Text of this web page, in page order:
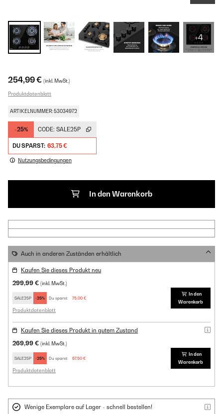
+4
254,99 € (inkl. MwSt.)
Produktdatenblatt
ARTIKELNUMMER: 53034972
-25% CODE: SALE25P
DU SPARST: 63,75 €
Nutzungsbedingungen
In den Warenkorb
Auch in anderen Zuständen erhältlich
Kaufen Sie dieses Produkt neu
299,99 € (inkl. MwSt.)
SALE25P -25% Du sparst: 75,00 €
Produktdatenblatt
In den
Warenkorb
Kaufen Sie dieses Produkt in gutem Zustand
269,99 € (inkl. MwSt.)
SALE25P -25% Du sparst: 67,50 €
Produktdatenblatt
In den
Warenkorb
Wenige Exemplare auf Lager - schnell bestellen!